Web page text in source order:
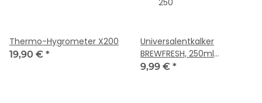
Thermo-Hygrometer X200
19,90 € *
Universalentkalker
BREWFRESH, 250ml
Konzentrat, WICD-250
9,99 € *